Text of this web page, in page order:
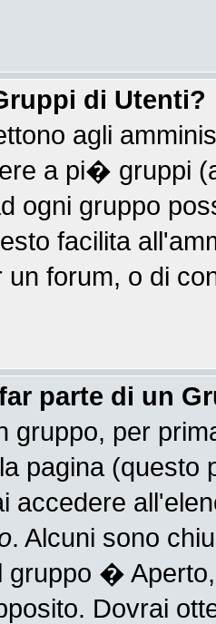
di Utenti?
agli
a pi� gruppi
ogni gruppo
facilita
un forum, o di
parte di un
gruppo, per
pagina
accedere
. Alcuni sono
gruppo �
Dovrai